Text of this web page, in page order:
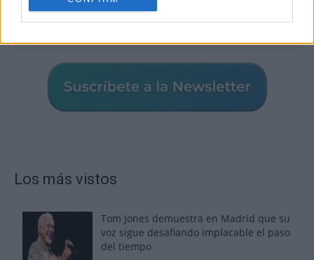
Los más vistos
Tom Jones demuestra en Madrid que su
voz sigue desafiando implacable el paso
del tiempo